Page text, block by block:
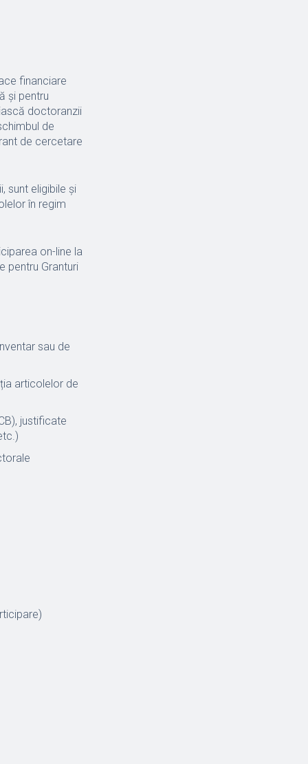
financiare
şi pentru
doctoranzii
de
de cercetare
sunt eligibile şi
în regim
on-line la
pentru Granturi
sau de
articolelor de
justificate